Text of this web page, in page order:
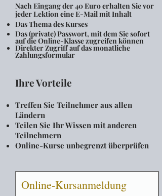
Nach Eingang der 40 Euro erhalten Sie vor
jeder Lektion eine E-Mail mit Inhalt
Das Thema des Kurses
Das (private) Passwort, mit dem Sie sofort
auf die Online-Klasse zugreifen können
Direkter Zugriff auf das monatliche
Zahlungsformular
Ihre Vorteile
Treffen Sie Teilnehmer aus allen
Ländern
Teilen Sie Ihr Wissen mit anderen
Teilnehmern
Online-Kurse unbegrenzt überprüfen
Online-Kursanmeldung